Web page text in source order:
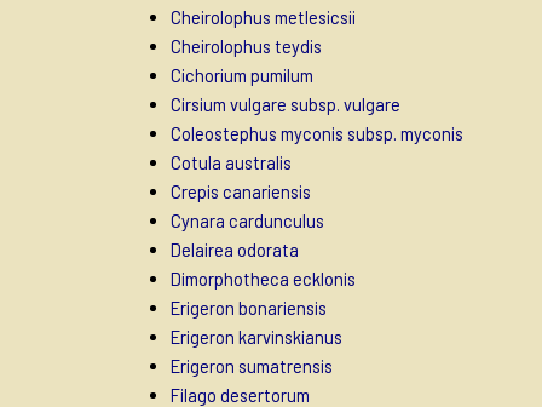
Cheirolophus metlesicsii
Cheirolophus teydis
Cichorium pumilum
Cirsium vulgare subsp. vulgare
Coleostephus myconis subsp. myconis
Cotula australis
Crepis canariensis
Cynara cardunculus
Delairea odorata
Dimorphotheca ecklonis
Erigeron bonariensis
Erigeron karvinskianus
Erigeron sumatrensis
Filago desertorum